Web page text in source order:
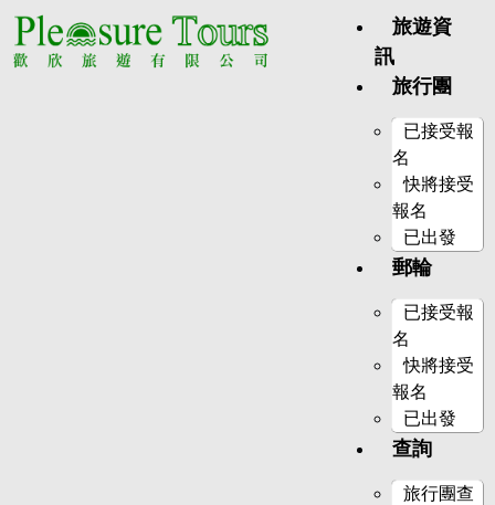
旅遊資
訊
旅行團
已接受報
名
快將接受
報名
已出發
郵輪
已接受報
名
快將接受
報名
已出發
查詢
旅行團查